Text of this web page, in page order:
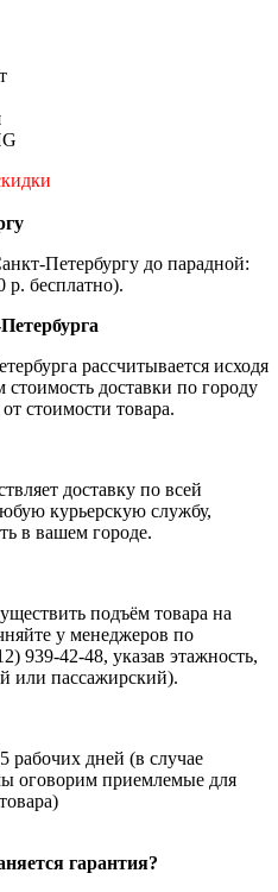
Петербургу до парадной:
р. бесплатно).
рассчитывается исходя
доставки по городу
стоимости товара.
доставку по всей
курьерскую службу,
в вашем городе.
подъём товара на
у менеджеров по
939-42-48, указав этажность,
или пассажирский).
рабочих дней (в случае
оговорим приемлемые для
гарантия?